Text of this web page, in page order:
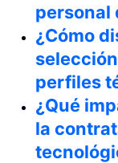
personal
¿Cómo
perfiles
¿Qué
la